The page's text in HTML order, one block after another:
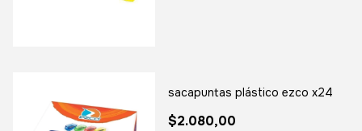
sacapuntas plástico ezco x24
$2.080,00